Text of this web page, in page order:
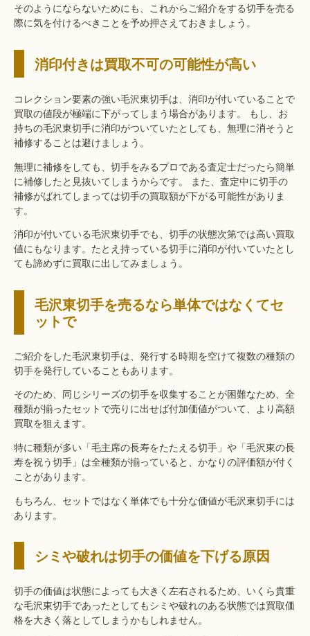
そのようにならないためにも、これからご紹介をする切手を売る
際に気を付けるべきことを予め押さえておきましょう。
消印付きは買取不可の可能性が高い
コレクション要素の強い毛沢東切手は、消印が付いていることで
買取の値段が極端に下がってしまう場合があります。 もし、お
持ちの毛沢東切手に消印がついていたとしても、無理に消そうと
補修することは避けましょう。
無理に補修をしても、切手をみるプロである査定士だったら簡単
に補修したと見抜いてしまうからです。 また、査定中に切手の
補修がばれてしまっては切手の買取額が下がる可能性がありま
す。
消印が付いている毛沢東切手でも、切手の状態次第では高い買取
値にもなります。たとえ持っている切手に消印が付いていたとし
ても諦めずに買取に出してみましょう。
毛沢東切手を売るなら単体ではなくてセ
ットで
ご紹介をした毛沢東切手は、発行する時期を空けて複数の種類の
切手を発行していることもあります。
そのため、同じシリーズの切手を収集することが困難なため、全
種類が揃ったセットで売りに出せば付加価値がついて、より高額
買取を狙えます。
特に種類が多い「毛主席の長寿をたたえる切手」や「毛沢東の長
寿を祝う切手」は全種類が揃っていると、かなりの評価額が付く
ことがあります。
もちろん、セットではなく単体でも十分な価値が毛沢東切手には
あります。
シミや破れは切手の価値を下げる原因
切手の価値は状態によっても大きく左右されるため、いくら貴重
な毛沢東切手であったとしてもシミや破れのある状態では買取価
格を大きく落としてしまうかもしれません。